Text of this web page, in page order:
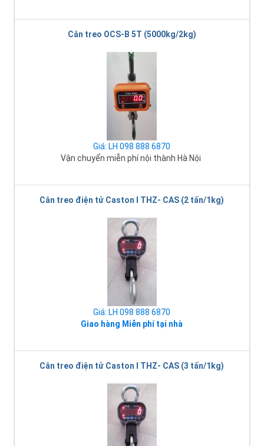
Cân treo OCS-B 5T (5000kg/2kg)
Giá: LH 098 888 6870
Vận chuyển miễn phí nội thành Hà Nội
Cân treo điện tử Caston I THZ- CAS (2 tấn/1kg)
Giá: LH 098 888 6870
Giao hàng Miễn phí tại nhà
Cân treo điện tử Caston I THZ- CAS (3 tấn/1kg)